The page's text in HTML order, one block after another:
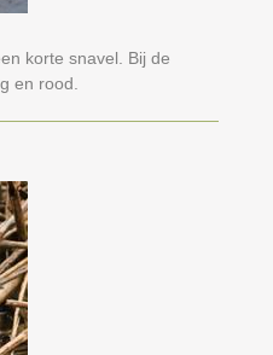
korte snavel. Bij de
en rood.